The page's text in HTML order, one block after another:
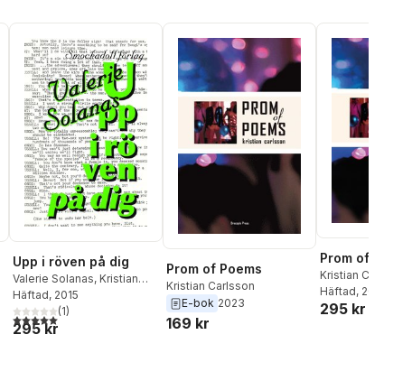
Upp i röven på dig
Valerie Solanas, Kristian
Carlsson
Häftad, 2015
5,0utav 5 stjärnor. Totalt antal röster:
(1)
295 kr
Prom of Poems
Kristian Carlsson
E-bok 2023
169 kr
Prom of
Kristian Carlsson
Häftad, 2023
295 kr